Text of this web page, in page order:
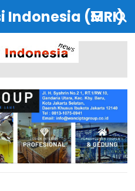
Indonesia (MRI)